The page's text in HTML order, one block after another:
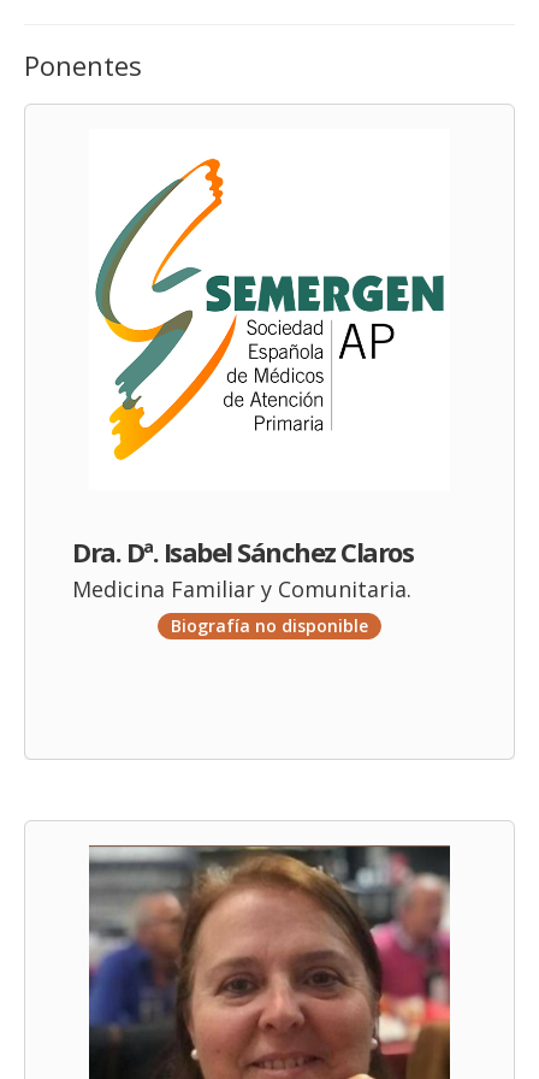
Ponentes
Dra. Dª. Isabel Sánchez Claros
Medicina Familiar y Comunitaria.
Biografía no disponible